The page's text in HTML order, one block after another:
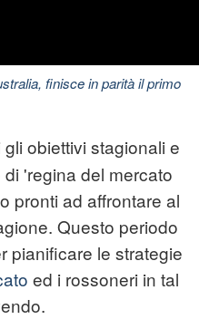
finisce in parità il primo
obiettivi stagionali e
'regina del mercato
pronti ad affrontare al
Questo periodo
pianificare le strategie
ed i rossoneri in tal